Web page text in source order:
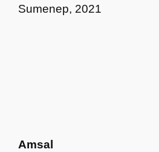
Sumenep, 2021
Amsal